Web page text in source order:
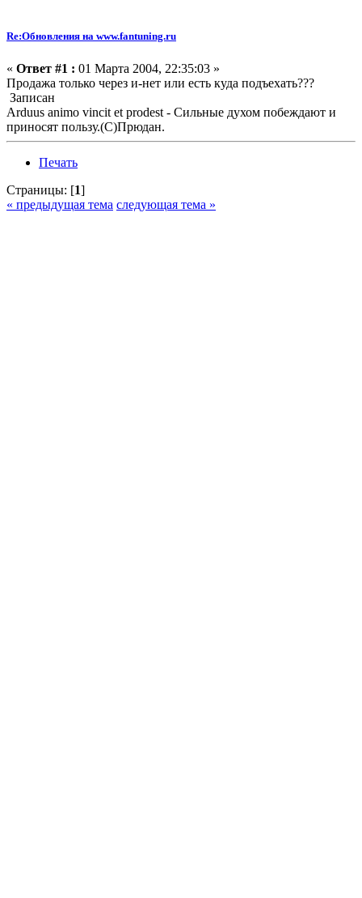
Re:Обновления на www.fantuning.ru
« Ответ #1 : 01 Марта 2004, 22:35:03 »
Продажа только через и-нет или есть куда подъехать???
Записан
Arduus animo vincit et prodest - Сильные духом побеждают и
приносят пользу.(С)Прюдан.
Печать
Страницы: [1]
« предыдущая тема следующая тема »